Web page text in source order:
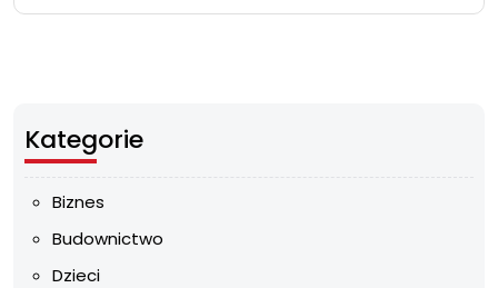
Kategorie
Biznes
Budownictwo
Dzieci